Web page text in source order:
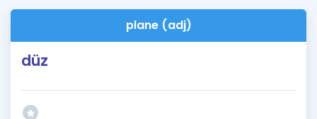
Blog
İngilizce Gramer
plane (adj)
düz